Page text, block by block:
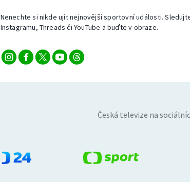
Nenechte si nikde ujít nejnovější sportovní události.
Instagramu, Threads či YouTube a buďte v obraze.
Česká televize na